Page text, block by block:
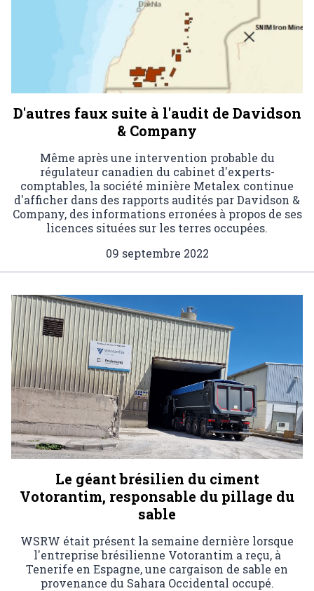
D'autres faux suite à l'audit de Davidson
& Company
Même après une intervention probable du
régulateur canadien du cabinet d'experts-
comptables, la société minière Metalex continue
d'afficher dans des rapports audités par Davidson &
Company, des informations erronées à propos de ses
licences situées sur les terres occupées.
09 septembre 2022
Le géant brésilien du ciment
Votorantim, responsable du pillage du
sable
WSRW était présent la semaine dernière lorsque
l'entreprise brésilienne Votorantim a reçu, à
Tenerife en Espagne, une cargaison de sable en
provenance du Sahara Occidental occupé.